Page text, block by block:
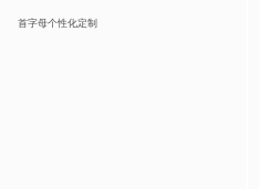
首字母个性化定制